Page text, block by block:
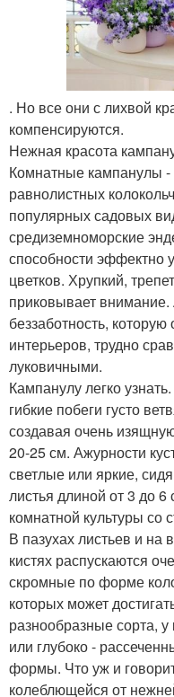
. Но все они с лихвой
компенсируются.
Нежная красота
Комнатные кампанулы -
равнолистных
популярных садовых
средиземноморские
способности эффектно
цветков. Хрупкий,
приковывает
беззаботность,
интерьеров, трудно
луковичными.
Кампанулу легко
гибкие побеги густо
создавая очень
20-25 см. Ажурности
светлые или яркие,
листья длиной от 3 до
комнатной культуры со
В пазухах листьев и на
кистях распускаются
скромные по форме
которых может
разнообразные сорта,
или глубоко -
формы. Что уж и
колеблющейся от